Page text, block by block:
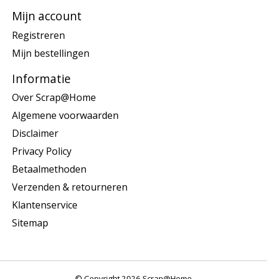
Mijn account
Registreren
Mijn bestellingen
Informatie
Over Scrap@Home
Algemene voorwaarden
Disclaimer
Privacy Policy
Betaalmethoden
Verzenden & retourneren
Klantenservice
Sitemap